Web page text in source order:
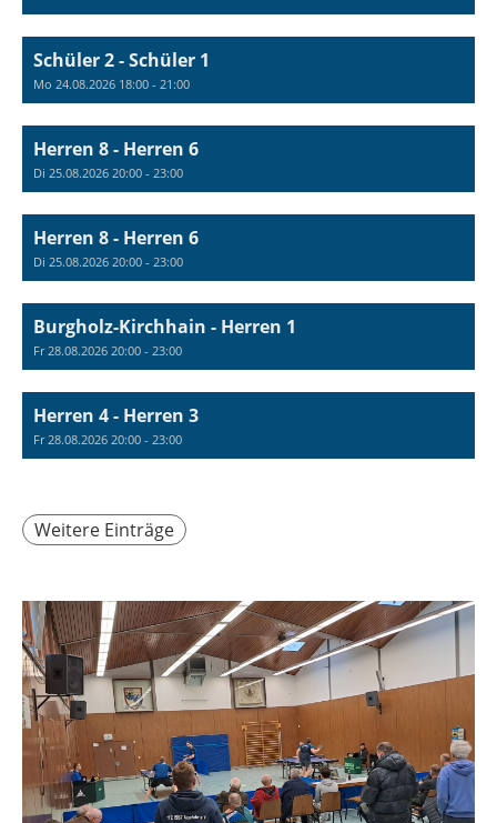
Schüler 2 - Schüler 1
Mo 24.08.2026 18:00 - 21:00
Herren 8 - Herren 6
Di 25.08.2026 20:00 - 23:00
Herren 8 - Herren 6
Di 25.08.2026 20:00 - 23:00
Burgholz-Kirchhain - Herren 1
Fr 28.08.2026 20:00 - 23:00
Herren 4 - Herren 3
Fr 28.08.2026 20:00 - 23:00
Weitere Einträge